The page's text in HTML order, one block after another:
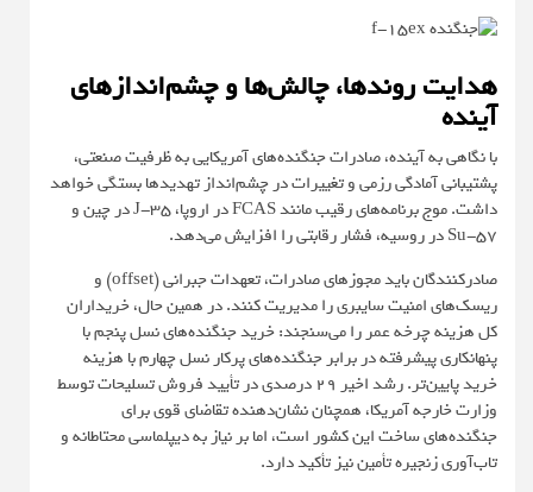
هدایت روندها، چالش‌ها و چشم‌اندازهای
آینده
با نگاهی به آینده، صادرات جنگنده‌های آمریکایی به ظرفیت صنعتی،
پشتیبانی آمادگی رزمی و تغییرات در چشم‌انداز تهدیدها بستگی خواهد
داشت. موج برنامه‌های رقیب مانند FCAS در اروپا، J-35 در چین و
Su-57 در روسیه، فشار رقابتی را افزایش می‌دهد.
صادرکنندگان باید مجوزهای صادرات، تعهدات جبرانی (offset) و
ریسک‌های امنیت سایبری را مدیریت کنند. در همین حال، خریداران
کل هزینه چرخه عمر را می‌سنجند: خرید جنگنده‌های نسل پنجم با
پنهانکاری پیشرفته در برابر جنگنده‌های پرکار نسل چهارم با هزینه
خرید پایین‌تر. رشد اخیر ۲۹ درصدی در تأیید فروش تسلیحات توسط
وزارت خارجه آمریکا، همچنان نشان‌دهنده تقاضای قوی برای
جنگنده‌های ساخت این کشور است، اما بر نیاز به دیپلماسی محتاطانه و
تاب‌آوری زنجیره تأمین نیز تأکید دارد.